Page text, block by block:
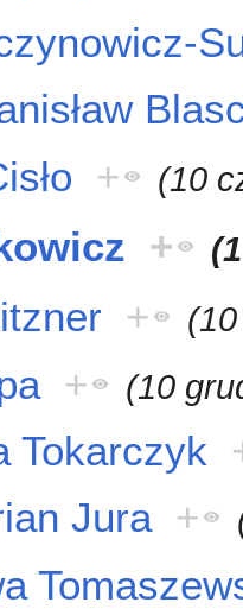
+ (10
+
+
+ (10
Tokarczyk
Jura +